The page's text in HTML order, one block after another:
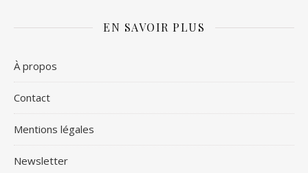
EN SAVOIR PLUS
À propos
Contact
Mentions légales
Newsletter